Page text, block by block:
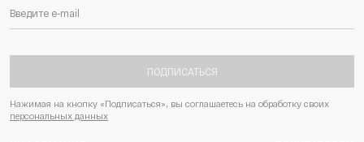
ПОДПИСАТЬСЯ
Нажимая на кнопку «Подписаться», вы соглашаетесь на обработку своих
персональных данных